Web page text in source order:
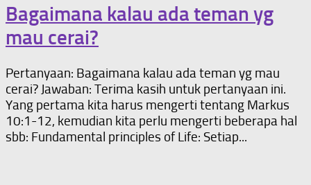
Bagaimana kalau ada teman yg
mau cerai?
Pertanyaan: Bagaimana kalau ada teman yg mau
cerai? Jawaban: Terima kasih untuk pertanyaan ini.
Yang pertama kita harus mengerti tentang Markus
10:1-12, kemudian kita perlu mengerti beberapa hal
sbb: Fundamental principles of Life: Setiap...